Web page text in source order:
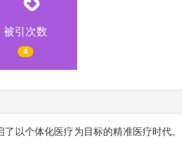
被引次数
4
了以个体化医疗为目标的精准医疗时代